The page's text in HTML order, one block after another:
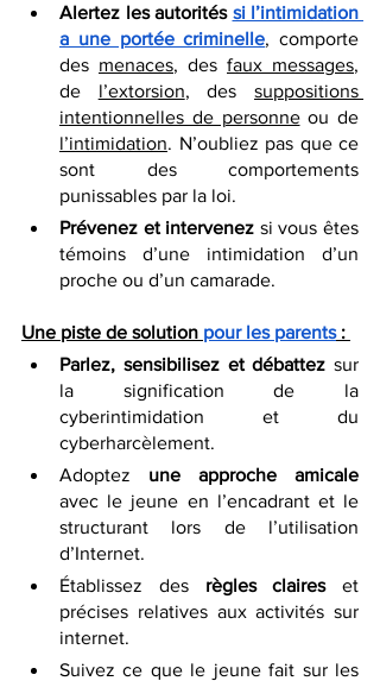
Alertez les autorités si l’intimidation
a une portée criminelle, comporte
des menaces, des faux messages,
de l’extorsion, des suppositions
intentionnelles de personne
l’intimidation. N’oubliez pas que ce
sont des comportements
punissables par la loi.
Prévenez et intervenez si vous êtes
témoins d’une intimidation d’un
proche ou d’un camarade.
Une piste de solution pour les parents :
Parlez, sensibilisez et débattez sur
la signification de la
cyberintimidation et du
cyberharcèlement.
Adoptez une approche amicale
avec le jeune en l’encadrant et le
structurant lors de l’utilisation
d’Internet.
Établissez des règles claires et
précises relatives aux activités sur
internet.
Suivez ce que le jeune fait sur les